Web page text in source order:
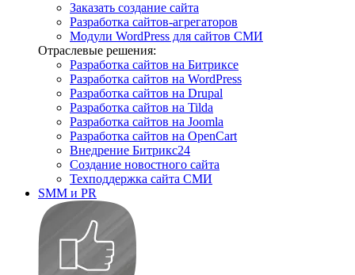
Заказать создание сайта
Разработка сайтов-агрегаторов
Модули WordPress для сайтов СМИ
Отраслевые решения:
Разработка сайтов на Битриксе
Разработка сайтов на WordPress
Разработка сайтов на Drupal
Разработка сайтов на Tilda
Разработка сайтов на Joomla
Разработка сайтов на OpenCart
Внедрение Битрикс24
Создание новостного сайта
Техподдержка сайта СМИ
SMM и PR